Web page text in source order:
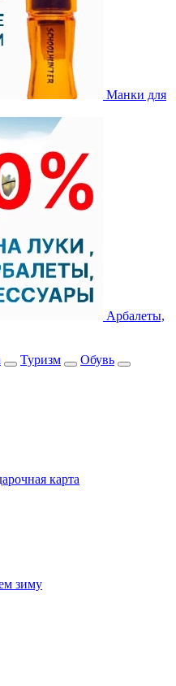
Манки для
Арбалеты,
Туризм
Обувь
карта
зиму